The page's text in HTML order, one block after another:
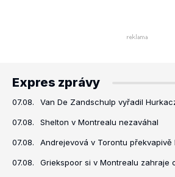
Expres zprávy
07.08. Van De Zandschulp vyřadil
07.08. Shelton v Montrealu nezaváhal
07.08. Andrejevová v Torontu překvapivě
07.08. Griekspoor si v Montrealu zahraje